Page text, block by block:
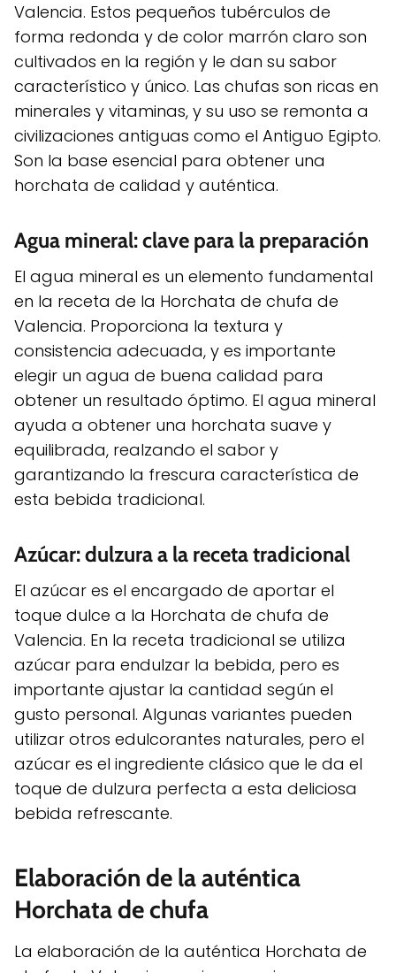
Valencia. Estos pequeños tubérculos de
forma redonda y de color marrón claro son
cultivados en la región y le dan su sabor
característico y único. Las chufas son ricas en
minerales y vitaminas, y su uso se remonta a
civilizaciones antiguas como el Antiguo Egipto.
Son la base esencial para obtener una
horchata de calidad y auténtica.
Agua mineral: clave para la preparación
El agua mineral es un elemento fundamental
en la receta de la Horchata de chufa de
Valencia. Proporciona la textura y
consistencia adecuada, y es importante
elegir un agua de buena calidad para
obtener un resultado óptimo. El agua mineral
ayuda a obtener una horchata suave y
equilibrada, realzando el sabor y
garantizando la frescura característica de
esta bebida tradicional.
Azúcar: dulzura a la receta tradicional
El azúcar es el encargado de aportar el
toque dulce a la Horchata de chufa de
Valencia. En la receta tradicional se utiliza
azúcar para endulzar la bebida, pero es
importante ajustar la cantidad según el
gusto personal. Algunas variantes pueden
utilizar otros edulcorantes naturales, pero el
azúcar es el ingrediente clásico que le da el
toque de dulzura perfecta a esta deliciosa
bebida refrescante.
Elaboración de la auténtica
Horchata de chufa
La elaboración de la auténtica Horchata de